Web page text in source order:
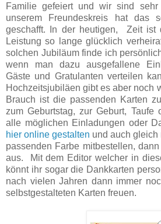
Familie gefeiert und wir sind
unserem Freundeskreis hat das
geschafft. In der heutigen, Zeit ist
Leistung so lange glücklich
solchen Jubiläum finde ich
wenn man dazu ausgefallene
Gäste und Gratulanten verteilen
Hochzeitsjubiläen gibt es aber noch
Brauch ist die passenden Karten
zum Geburtstag, zur Geburt, Taufe
alle möglichen Einladungen oder
hier online gestalten und auch gleich
passenden Farbe mitbestellen,
aus. Mit dem Editor welcher in
könnt ihr sogar die Dankkarten
nach vielen Jahren dann immer
selbstgestalteten Karten freuen.